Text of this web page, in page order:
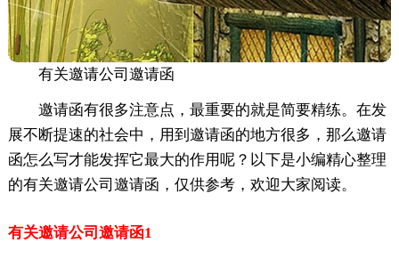
有关邀请公司邀请函
邀请函有很多注意点，最重要的就是简要精练。在发
展不断提速的社会中，用到邀请函的地方很多，那么邀请
函怎么写才能发挥它最大的作用呢？以下是小编精心整理
的有关邀请公司邀请函，仅供参考，欢迎大家阅读。
有关邀请公司邀请函1